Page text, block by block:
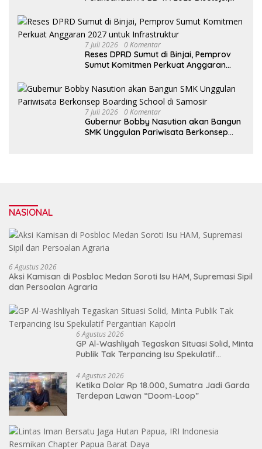
Antara Legislatif dan Eksekutif
7 Juli 2026 0 Komentar
Reses DPRD Sumut di Binjai, Pemprov
Sumut Komitmen Perkuat Anggaran
7 Juli 2026 0 Komentar
Gubernur Bobby Nasution akan Bangun
SMK Unggulan Pariwisata Berkonsep
NASIONAL
6 Agustus 2026
Aksi Kamisan di Posbloc Medan Soroti Isu HAM, Supremasi Sipil
dan Persoalan Agraria
6 Agustus 2026
GP Al-Washliyah Tegaskan Situasi Solid, Minta
Publik Tak Terpancing Isu Spekulatif
4 Agustus 2026
Ketika Dolar Rp 18.000, Sumatra Jadi Garda
Terdepan Lawan “Doom-Loop”